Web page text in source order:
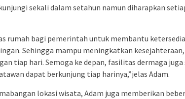
sekali dalam setahun namun diharapkan
rumah bagi pemerintah untuk membantu
Sehingga mampu meningkatkan
tiap hari. Semoga ke depan, fasilitas dermaga juga
dapat berkunjung tiap harinya,”jelas Adam.
lokasi wisata, Adam juga memberikan